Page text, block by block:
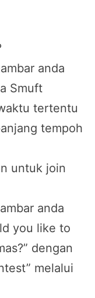
anda
Smuft
tertentu
tempoh
untuk join
anda
you like to
dengan
melalui